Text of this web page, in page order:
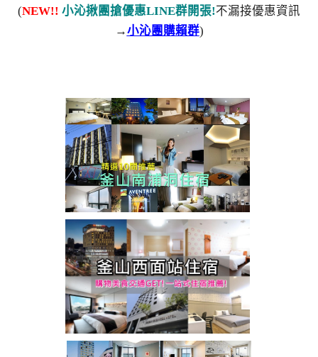
(NEW!! 小沁揪團搶優惠LINE群開張!不漏接優惠資訊
→小沁團購賴群)